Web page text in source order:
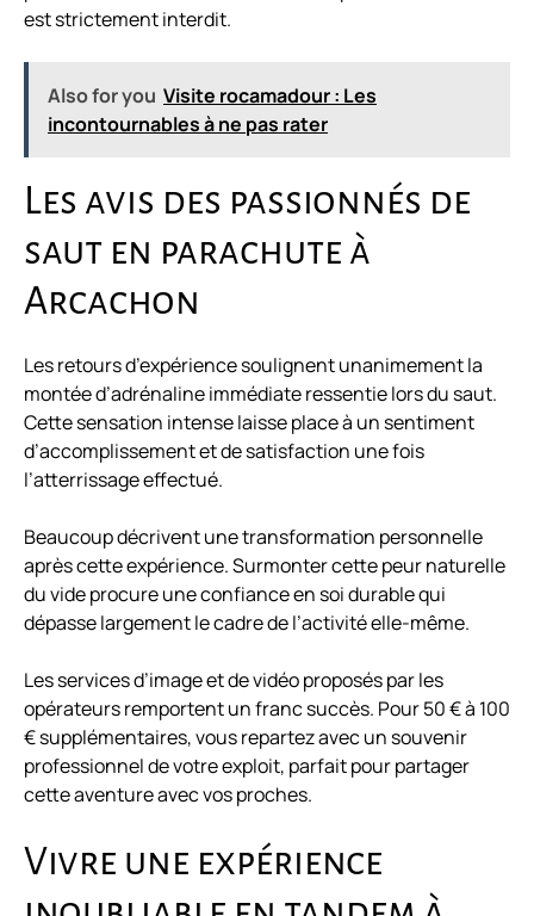
est strictement interdit.
Also for you Visite rocamadour : Les
incontournables à ne pas rater
Les avis des passionnés de
saut en parachute à
Arcachon
Les retours d’expérience soulignent unanimement la
montée d’adrénaline immédiate ressentie lors du saut.
Cette sensation intense laisse place à un sentiment
d’accomplissement et de satisfaction une fois
l’atterrissage effectué.
Beaucoup décrivent une transformation personnelle
après cette expérience. Surmonter cette peur naturelle
du vide procure une confiance en soi durable qui
dépasse largement le cadre de l’activité elle-même.
Les services d’image et de vidéo proposés par les
opérateurs remportent un franc succès. Pour 50 € à 100
€ supplémentaires, vous repartez avec un souvenir
professionnel de votre exploit, parfait pour partager
cette aventure avec vos proches.
Vivre une expérience